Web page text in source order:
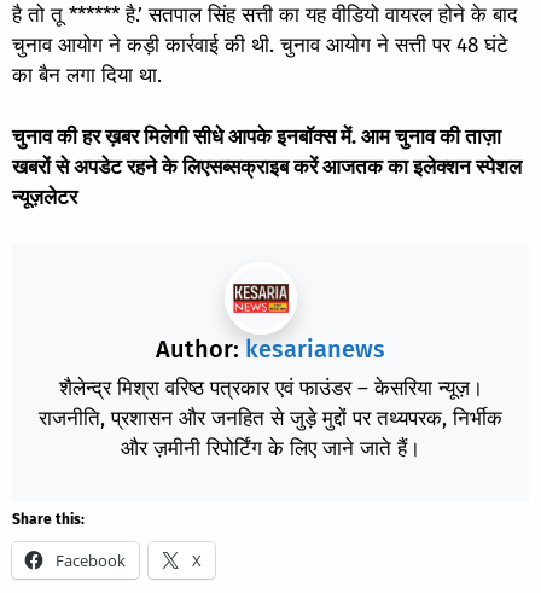
है तो तू ****** है.’ सतपाल सिंह सत्ती का यह वीडियो वायरल होने के बाद
चुनाव आयोग ने कड़ी कार्रवाई की थी. चुनाव आयोग ने सत्ती पर 48 घंटे
का बैन लगा दिया था.
चुनाव की हर ख़बर मिलेगी सीधे आपके इनबॉक्स में. आम चुनाव की ताज़ा
खबरों से अपडेट रहने के लिएसब्सक्राइबकरें आजतक का इलेक्शन स्पेशल
न्यूज़लेटर
Author: kesarianews
शैलेन्द्र मिश्रा वरिष्ठ पत्रकार एवं फाउंडर – केसरिया न्यूज़।
राजनीति, प्रशासन और जनहित से जुड़े मुद्दों पर तथ्यपरक, निर्भीक
और ज़मीनी रिपोर्टिंग के लिए जाने जाते हैं।
Share this:
Facebook X